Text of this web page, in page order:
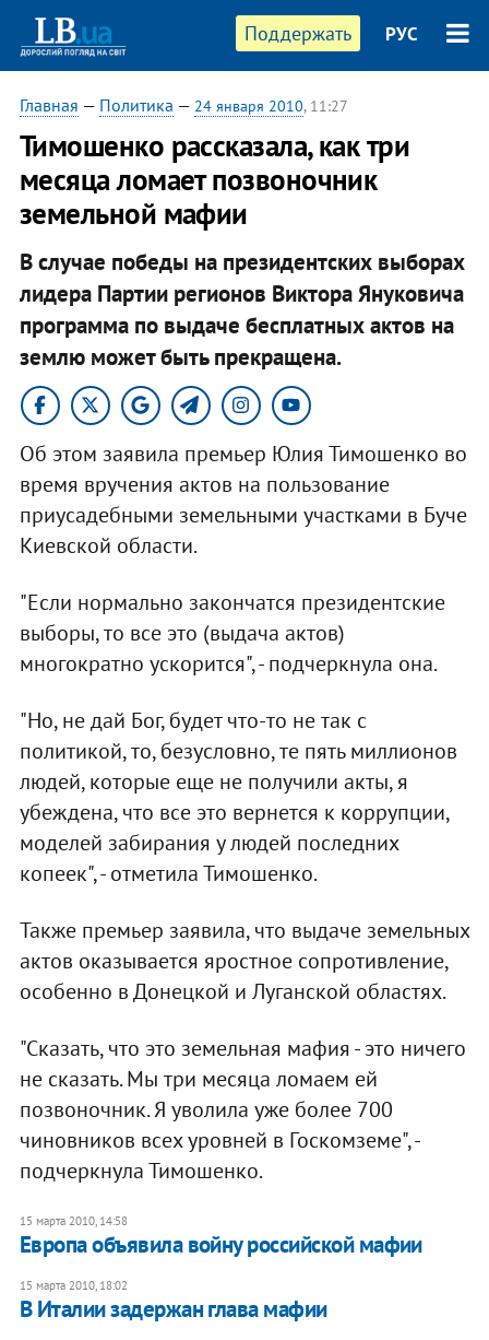
Поддержать РУС
Главная — Политика — 24 января 2010, 11:27
Тимошенко рассказала, как три
месяца ломает позвоночник
земельной мафии
В случае победы на президентских выборах
лидера Партии регионов Виктора Януковича
программа по выдаче бесплатных актов на
землю может быть прекращена.
Об этом заявила премьер Юлия Тимошенко во
время вручения актов на пользование
приусадебными земельными участками в Буче
Киевской области.
"Если нормально закончатся президентские
выборы, то все это (выдача актов)
многократно ускорится", - подчеркнула она.
"Но, не дай Бог, будет что-то не так с
политикой, то, безусловно, те пять миллионов
людей, которые еще не получили акты, я
убеждена, что все это вернется к коррупции,
моделей забирания у людей последних
копеек", - отметила Тимошенко.
Также премьер заявила, что выдаче земельных
актов оказывается яростное сопротивление,
особенно в Донецкой и Луганской областях.
"Сказать, что это земельная мафия - это ничего
не сказать. Мы три месяца ломаем ей
позвоночник. Я уволила уже более 700
чиновников всех уровней в Госкомземе", -
подчеркнула Тимошенко.
15 марта 2010, 14:58
Европа объявила войну российской мафии
15 марта 2010, 18:02
В Италии задержан глава мафии